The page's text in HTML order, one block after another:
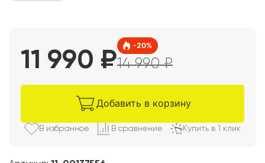
11 990 ₽
-20%
14 990₽
Добавить в корзину
В избранное В сравнение Купить в 1 клик